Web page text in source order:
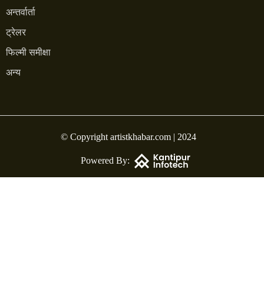
अन्तर्वार्ता
ट्रेलर
फिल्मी समीक्षा
अन्य
© Copyright artistkhabar.com | 2024
Powered By: